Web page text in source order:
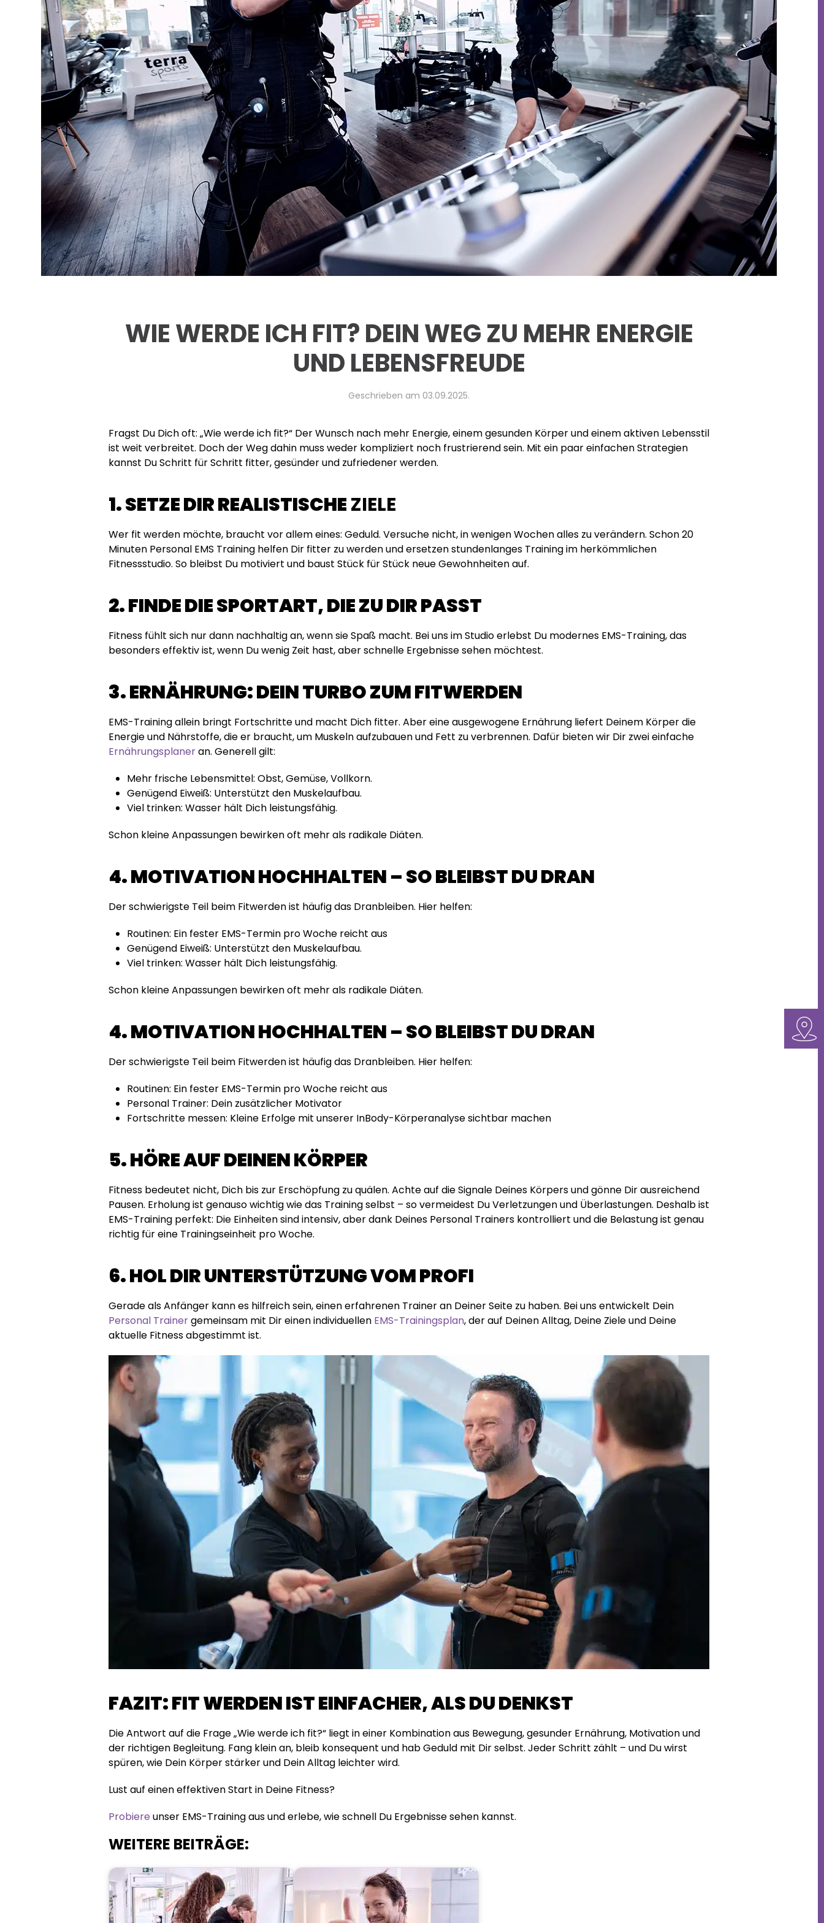
WIE WERDE ICH FIT? DEIN WEG ZU MEHR ENERGIE
UND LEBENSFREUDE
Geschrieben am 03.09.2025.
Fragst Du Dich oft: „Wie werde ich fit?“ Der Wunsch nach mehr Energie, einem gesunden Körper und einem aktiven Lebensstil
ist weit verbreitet. Doch der Weg dahin muss weder kompliziert noch frustrierend sein. Mit ein paar einfachen Strategien
kannst Du Schritt für Schritt fitter, gesünder und zufriedener werden.
1. SETZE DIR REALISTISCHEZIELE
Wer fit werden möchte, braucht vor allem eines: Geduld. Versuche nicht, in wenigen Wochen alles zu verändern. Schon 20
Minuten Personal EMS Training helfen Dir fitter zu werden und ersetzen stundenlanges Training im herkömmlichen
Fitnessstudio. So bleibst Du motiviert und baust Stück für Stück neue Gewohnheiten auf.
2. FINDE DIE SPORTART, DIE ZU DIR PASST
Fitness fühlt sich nur dann nachhaltig an, wenn sie Spaß macht. Bei uns im Studio erlebst Du modernes EMS-Training, das
besonders effektiv ist, wenn Du wenig Zeit hast, aber schnelle Ergebnisse sehen möchtest.
3. ERNÄHRUNG: DEIN TURBO ZUM FITWERDEN
EMS-Training allein bringt Fortschritte und macht Dich fitter. Aber eine ausgewogene Ernährung liefert Deinem Körper die
Energie und Nährstoffe, die er braucht, um Muskeln aufzubauen und Fett zu verbrennen. Dafür bieten wir Dir zwei einfache
Ernährungsplaneran. Generell gilt:
Mehr frische Lebensmittel: Obst, Gemüse, Vollkorn.
Genügend Eiweiß: Unterstützt den Muskelaufbau.
Viel trinken: Wasser hält Dich leistungsfähig.
Schon kleine Anpassungen bewirken oft mehr als radikale Diäten.
4. MOTIVATION HOCHHALTEN – SO BLEIBST DU DRAN
Der schwierigste Teil beim Fitwerden ist häufig das Dranbleiben. Hier helfen:
Routinen: Ein fester EMS-Termin pro Woche reicht aus
Genügend Eiweiß: Unterstützt den Muskelaufbau.
Viel trinken: Wasser hält Dich leistungsfähig.
Schon kleine Anpassungen bewirken oft mehr als radikale Diäten.
4. MOTIVATION HOCHHALTEN – SO BLEIBST DU DRAN
Der schwierigste Teil beim Fitwerden ist häufig das Dranbleiben. Hier helfen:
Routinen: Ein fester EMS-Termin pro Woche reicht aus
Personal Trainer: Dein zusätzlicher Motivator
Fortschritte messen: Kleine Erfolge mit unserer InBody-Körperanalyse sichtbar machen
5. HÖRE AUF DEINEN KÖRPER
Fitness bedeutet nicht, Dich bis zur Erschöpfung zu quälen. Achte auf die Signale Deines Körpers und gönne Dir ausreichend
Pausen. Erholung ist genauso wichtig wie das Training selbst – so vermeidest Du Verletzungen und Überlastungen. Deshalb ist
EMS-Training perfekt: Die Einheiten sind intensiv, aber dank Deines Personal Trainers kontrolliert und die Belastung ist genau
richtig für eine Trainingseinheit pro Woche.
6. HOL DIR UNTERSTÜTZUNG VOM PROFI
Gerade als Anfänger kann es hilfreich sein, einen erfahrenen Trainer an Deiner Seite zu haben. Bei uns entwickelt Dein
Personal Trainergemeinsam mit Dir einen individuellen EMS-Trainingsplan, der auf Deinen Alltag, Deine Ziele und Deine
aktuelle Fitness abgestimmt ist.
FAZIT: FIT WERDEN IST EINFACHER, ALS DU DENKST
Die Antwort auf die Frage „Wie werde ich fit?“ liegt in einer Kombination aus Bewegung, gesunder Ernährung, Motivation und
der richtigen Begleitung. Fang klein an, bleib konsequent und hab Geduld mit Dir selbst. Jeder Schritt zählt – und Du wirst
spüren, wie Dein Körper stärker und Dein Alltag leichter wird.
Lust auf einen effektiven Start in Deine Fitness?
Probiere unser EMS-Training aus und erlebe, wie schnell Du Ergebnisse sehen kannst.
WEITERE BEITRÄGE: